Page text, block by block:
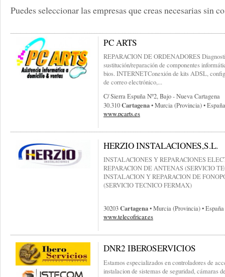
Puedes seleccionar las empresas que creas necesarias sin
PC ARTS
REPARACION DE ORDENADORES
sustitución/reparación de componentes
bios. INTERNETConexión de kits ADSL,
de correo electrónico,...
C/ Sierra Espuña Nº2, Bajo - Nueva Cartagena
30.310Cartagena• Murcia (provincia) • España
www.pcarts.es
HERZIO INSTALACIONES,S.L.
INSTALACIONES Y REPARACIONES
REPARACION DE ANTENAS (SERVICIO
INSTALACION Y REPARACION DE
(SERVICIO TECNICO FERMAX)
30203Cartagena• Murcia (provincia) • España
www.telecofricar.es
DNR2 IBEROSERVICIOS
Estamos especializados en controladores de
instalacion de sistemas de seguridad, cámaras